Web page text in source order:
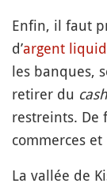
Enfin, il faut
d’argent
les banques,
retirer du cash
restreints. De
commerces
La vallée de